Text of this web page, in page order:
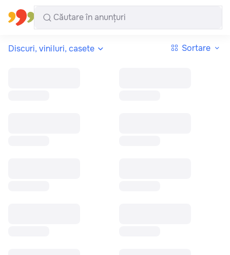
Toate regiunile Română
Discuri, viniluri, casete Sortare